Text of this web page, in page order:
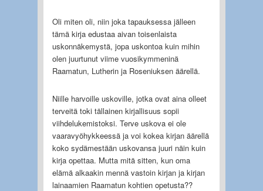
Oli miten oli, niin joka tapauksessa jälleen
tämä kirja edustaa aivan toisenlaista
uskonnäkemystä, jopa uskontoa kuin mihin
olen juurtunut viime vuosikymmeninä
Raamatun, Lutherin ja Roseniuksen äärellä.
Niille harvoille uskoville, jotka ovat aina olleet
terveitä toki tällainen kirjallisuus sopii
viihdelukemistoksi. Terve uskova ei ole
vaaravyöhykkeessä ja voi kokea kirjan äärellä
koko sydämestään uskovansa juuri näin kuin
kirja opettaa. Mutta mitä sitten, kun oma
elämä alkaakin mennä vastoin kirjan ja kirjan
lainaamien Raamatun kohtien opetusta??